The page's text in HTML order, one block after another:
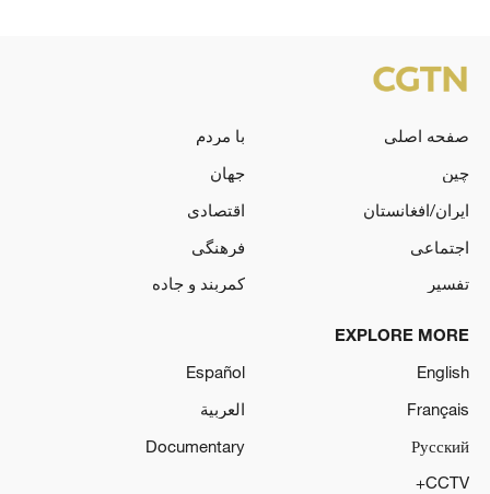
صفحه اصلی
با مردم
چین
جهان
ایران/افغانستان
اقتصادی
اجتماعی
فرهنگی
تفسیر
کمربند و جاده
EXPLORE MORE
English
Español
Français
العربية
Русский
Documentary
CCTV+